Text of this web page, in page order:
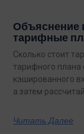
Объяснение
тарифные
Сколько стоит
тарифного плана
кэшированного
а затем
Читать Далее